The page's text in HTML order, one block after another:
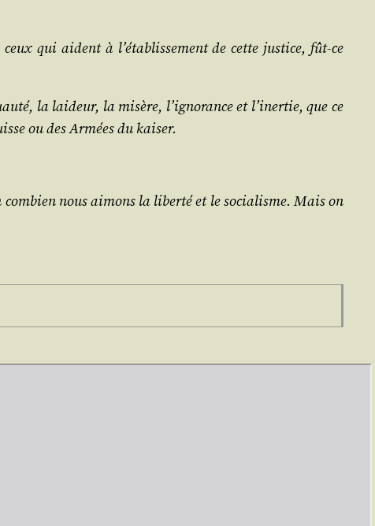
qui aident à l’é­ta­blis­se­ment de cette jus­tice, fût-ce
la lai­deur, la misère, l’i­gno­rance et l’i­ner­tie, que ce
ou des Armées du kaiser.
com­bien nous aimons la liber­té et le socia­lisme. Mais on